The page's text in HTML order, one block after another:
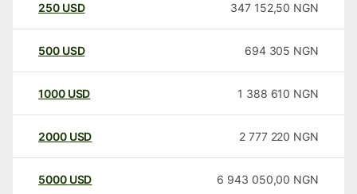
250 USD 347 152,50 NGN
500 USD 694 305 NGN
1000 USD 1 388 610 NGN
2000 USD 2 777 220 NGN
5000 USD 6 943 050,00 NGN